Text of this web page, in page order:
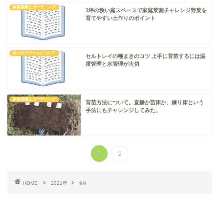
家庭菜園とガーデニング
1坪の狭い庭スペースで家庭菜園チャレンジ野菜を
育てやすい土作りのポイント
ありのファームについて
セルトレイの種まきのコツ 上手に育苗するには温
度管理と水管理が大切
家庭菜園とガーデニング
育苗方法について。直播か苗床か、練り床という
手法にもチャレンジしてみた。
1 2
HOME 2021年 9月